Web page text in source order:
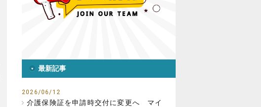
最新記事
2026/06/12
介護保険証を申請時交付に変更へ マイ